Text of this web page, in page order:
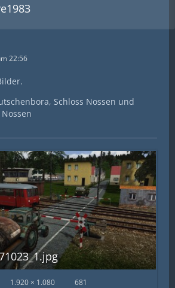
22:56
Schloss Nossen und
1.920 × 1.080 681